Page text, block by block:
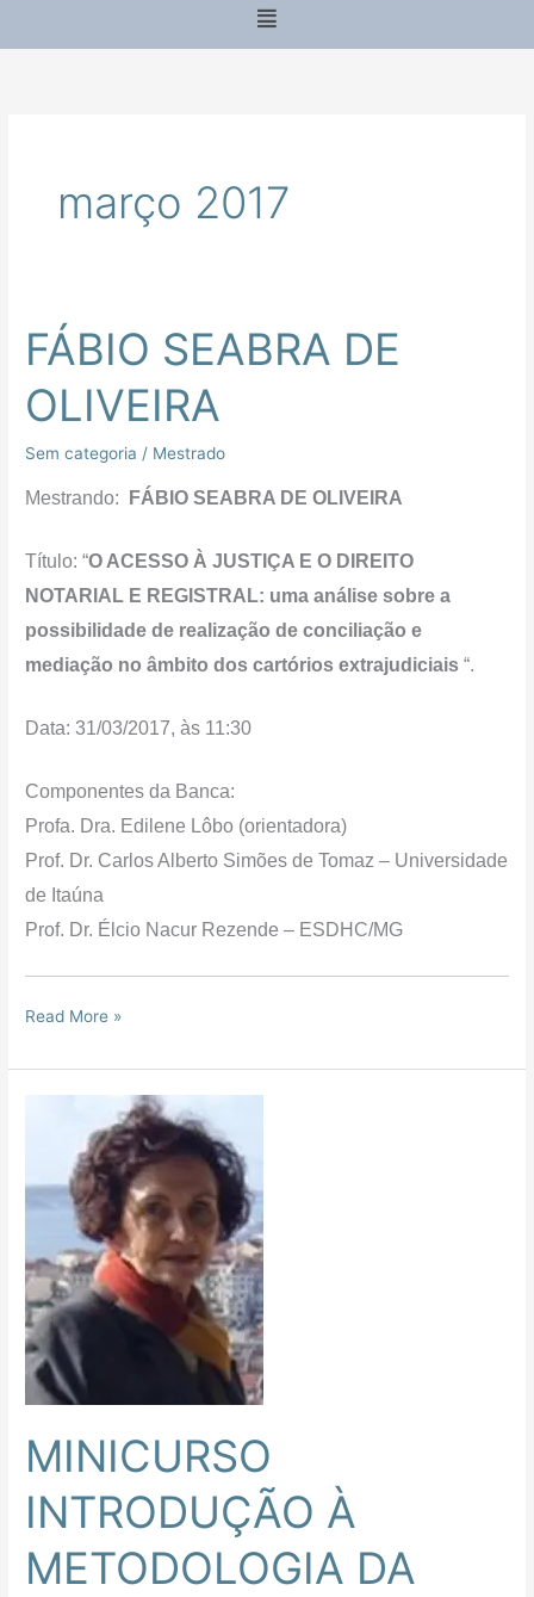
Menu
março 2017
FÁBIO SEABRA DE
OLIVEIRA
Sem categoria / Mestrado
Mestrando: FÁBIO SEABRA DE OLIVEIRA
Título: “O ACESSO À JUSTIÇA E O DIREITO
NOTARIAL E REGISTRAL: uma análise sobre a
possibilidade de realização de conciliação e
mediação no âmbito dos cartórios extrajudiciais “.
Data: 31/03/2017, às 11:30
Componentes da Banca:
Profa. Dra. Edilene Lôbo (orientadora)
Prof. Dr. Carlos Alberto Simões de Tomaz – Universidade
de Itaúna
Prof. Dr. Élcio Nacur Rezende – ESDHC/MG
FÁBIO
SEABRA
DE
OLIVEIRA
Read More »
MINICURSO
INTRODUÇÃO À
METODOLOGIA DA
INTRODUÇÃO
METODOLOGIA
PESQUISA
E
DO
ENSINO